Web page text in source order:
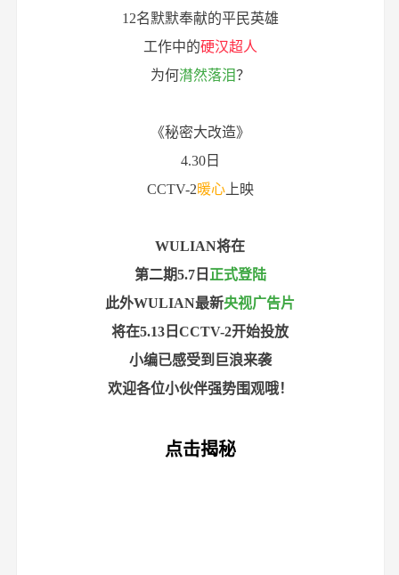
12名默默奉献的平民英雄
工作中的硬汉超人
为何潸然落泪？
《秘密大改造》
4.30日
CCTV-2暖心上映
WULIAN将在
第二期5.7日 正式登陆
此外WULIAN最新央视广告片
将在5.13日CCTV-2开始投放
小编已感受到巨浪来袭
欢迎各位小伙伴强势围观哦！
点击揭秘